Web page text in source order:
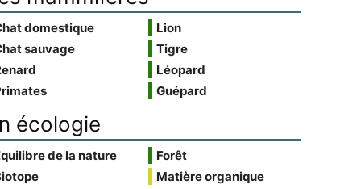
domestique
sauvage
Lion
Tigre
Léopard
Guépard
écologie
de la nature
Forêt
Matière organique